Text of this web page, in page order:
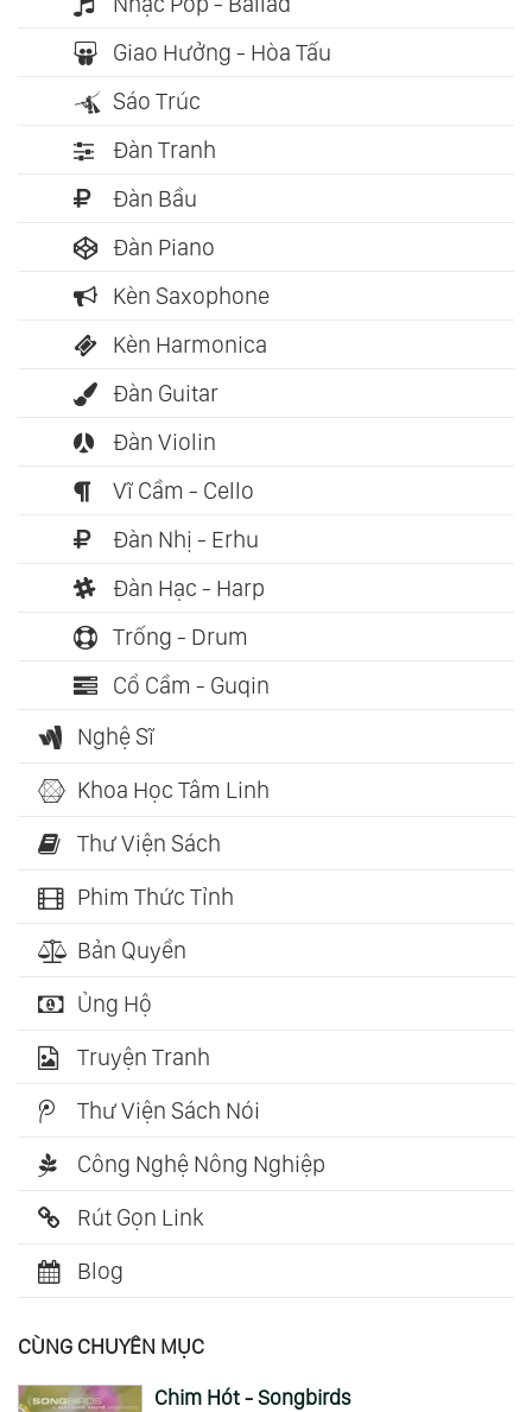
Giao Hưởng - Hòa Tấu
Sáo Trúc
Đàn Tranh
Đàn Bầu
Đàn Piano
Kèn Saxophone
Kèn Harmonica
Đàn Guitar
Đàn Violin
Vĩ Cầm - Cello
Đàn Nhị - Erhu
Đàn Hạc - Harp
Trống - Drum
Cổ Cầm - Guqin
Nghệ Sĩ
Khoa Học Tâm Linh
Thư Viện Sách
Phim Thức Tỉnh
Bản Quyền
Ủng Hộ
Truyện Tranh
Thư Viện Sách Nói
Công Nghệ Nông Nghiệp
Rút Gọn Link
Blog
CÙNG CHUYÊN MỤC
Chim Hót - Songbirds